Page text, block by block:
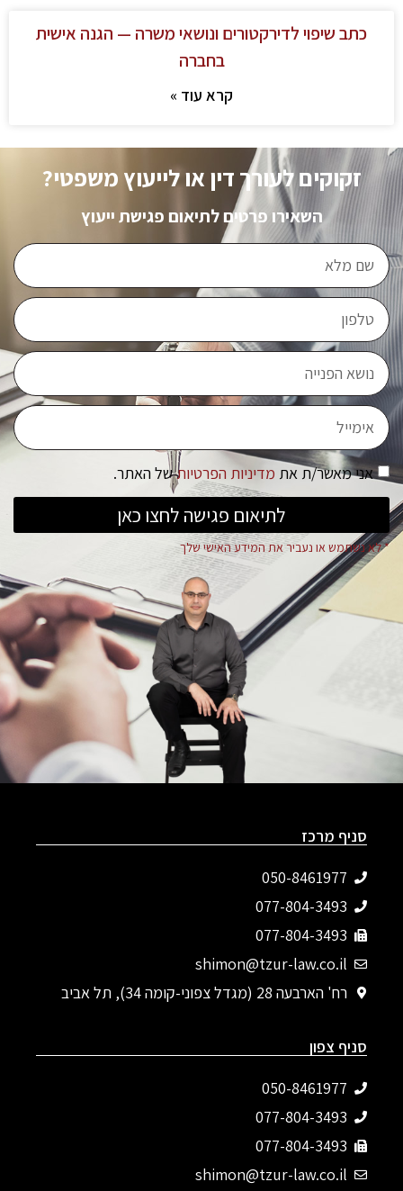
כתב שיפוי לדירקטורים ונושאי משרה — הגנה אישית
בחברה
קרא עוד »
זקוקים לעורך דין או לייעוץ משפטי?
השאירו פרטים לתיאום פגישת ייעוץ
אני מאשר/ת את מדיניות הפרטיותשל האתר.
לתיאום פגישה לחצו כאן
* לא נשתמש או נעביר את המידע האישי שלך
סניף מרכז
050-8461977
077-804-3493‬
077-804-3493
shimon@tzur-law.co.il
רח' הארבעה 28 (מגדל צפוני-קומה 34), תל אביב
סניף צפון
050-8461977
077-804-3493‬
077-804-3493
shimon@tzur-law.co.il